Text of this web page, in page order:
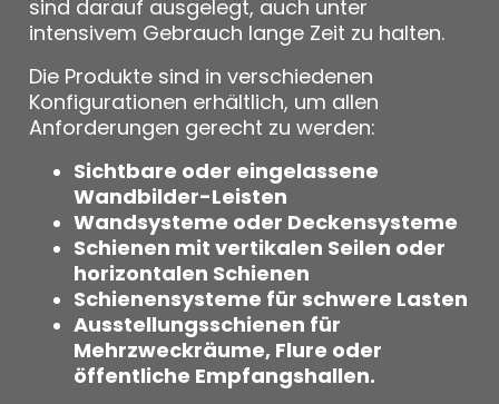
sind darauf ausgelegt, auch unter
intensivem Gebrauch lange Zeit zu halten.
Die Produkte sind in verschiedenen
Konfigurationen erhältlich, um allen
Anforderungen gerecht zu werden:
Sichtbare oder eingelassene
Wandbilder-Leisten
Wandsysteme oder Deckensysteme
Schienen mit vertikalen Seilen oder
horizontalen Schienen
Schienensysteme für schwere Lasten
Ausstellungsschienen für
Mehrzweckräume, Flure oder
öffentliche Empfangshallen.